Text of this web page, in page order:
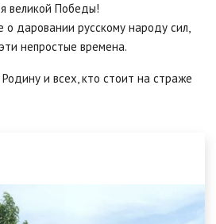
великой Победы!
даровании русскому народу сил,
непростые времена.
и всех, кто стоит на страже